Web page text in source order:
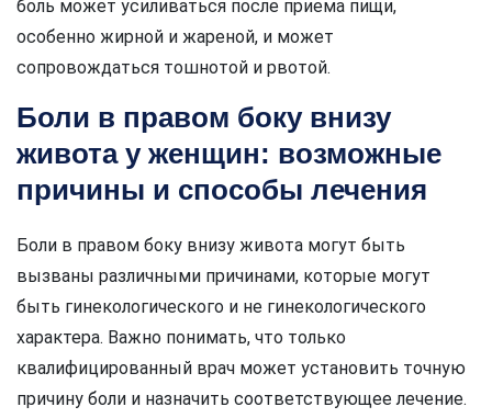
боль может усиливаться после приема пищи,
особенно жирной и жареной, и может
сопровождаться тошнотой и рвотой.
Боли в правом боку внизу
живота у женщин: возможные
причины и способы лечения
Боли в правом боку внизу живота могут быть
вызваны различными причинами, которые могут
быть гинекологического и не гинекологического
характера. Важно понимать, что только
квалифицированный врач может установить точную
причину боли и назначить соответствующее лечение.